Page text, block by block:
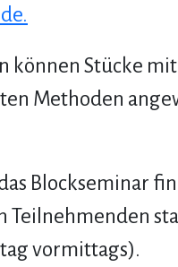
können Stücke
Methoden
Blockseminar
Teilnehmenden
vormittags).